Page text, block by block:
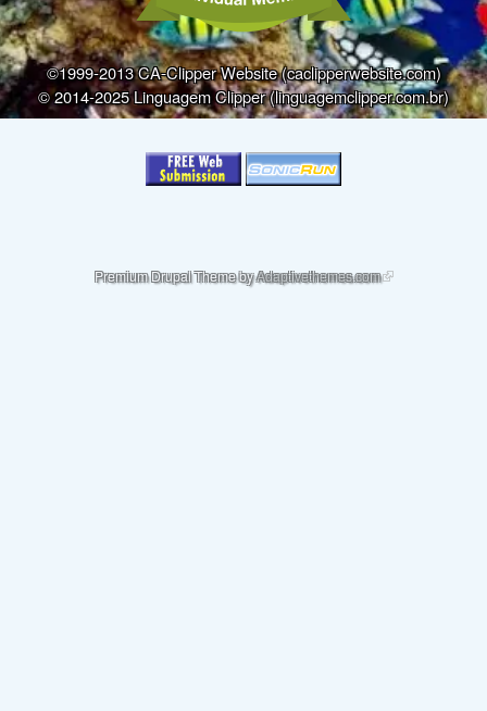
©1999-2013 CA-Clipper Website (caclipperwebsite.com)
© 2014-2025 Linguagem Clipper (linguagemclipper.com.br)
Premium Drupal Theme byAdaptivethemes.com(link is external)